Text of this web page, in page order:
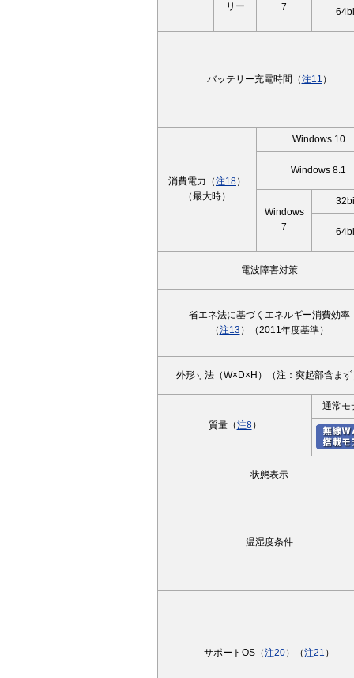
リー
7
バッテリー充電時間（注11 ）
消費電力（注18）
（最大時）
Windows 10
Windows 8.1
Windows
7
電波障害対策
省エネ法に基づくエネルギー消費効率
（注13 ）（2011年度基準）
外形寸法（W×D×H）（注：突起部含ま
質量（注8）
通常モ
状態表示
温湿度条件
サポートOS（注20）（注21 ）